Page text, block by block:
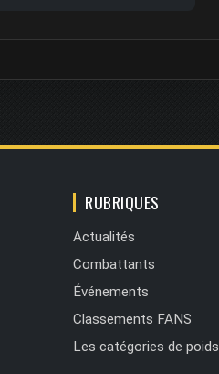
RUBRIQUES
Actualités
Combattants
Événements
Classements FANS
Les catégories de poids